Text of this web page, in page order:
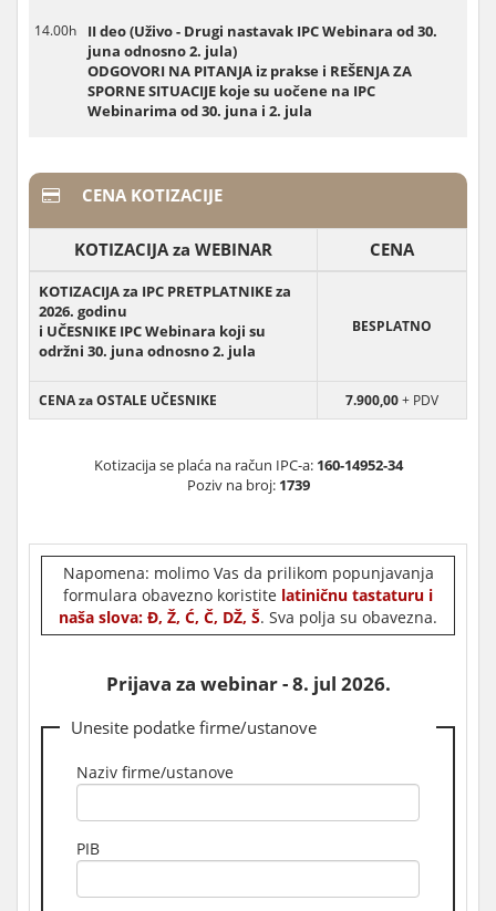
14.00h
II deo (Uživo - Drugi nastavak IPC Webinara od 30.
juna odnosno 2. jula)
ODGOVORI NA PITANJA iz prakse i REŠENJA ZA
SPORNE SITUACIJE koje su uočene na IPC
Webinarima od 30. juna i 2. jula
CENA KOTIZACIJE
KOTIZACIJA za WEBINAR CENA
KOTIZACIJA za IPC PRETPLATNIKE za
2026. godinu
i UČESNIKE IPC Webinara koji su
održni 30. juna odnosno 2. jula
BESPLATNO
CENA za OSTALE UČESNIKE 7.900,00+ PDV
Kotizacija se plaća na račun IPC-a: 160-14952-34
Poziv na broj: 1739
Napomena: molimo Vas da prilikom popunjavanja
formulara obavezno koristite latiničnu tastaturu i
naša slova: Đ, Ž, Ć, Č, DŽ, Š. Sva polja su obavezna.
Prijava za webinar - 8. jul 2026.
Unesite podatke firme/ustanove
Naziv firme/ustanove
PIB